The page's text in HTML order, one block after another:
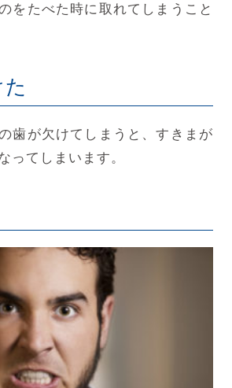
をたべた時に取れてしまうこと
歯が欠けてしまうと、すきまが
ってしまいます。